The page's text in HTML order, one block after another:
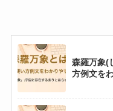
森羅万象(
方例文を